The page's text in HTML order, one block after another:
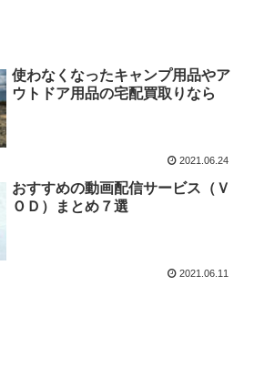
使わなくなったキャンプ用品やア
ウトドア用品の宅配買取りなら
2021.06.24
おすすめの動画配信サービス（Ｖ
ＯＤ）まとめ７選
2021.06.11